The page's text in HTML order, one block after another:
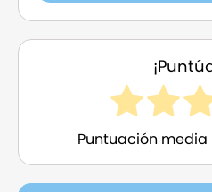
Puntuación media